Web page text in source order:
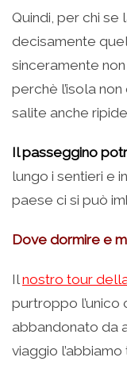
Quindi, per chi se
decisamente
sinceramente
perchè l’isola
salite anche
Il passeggino
lungo i sentieri e
paese ci si può
Dove dormire e
Ilnostro tour
purtroppo
abbandonato da
viaggio